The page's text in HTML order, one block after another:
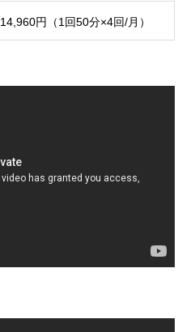
14,960円（1回50分×4回/月）